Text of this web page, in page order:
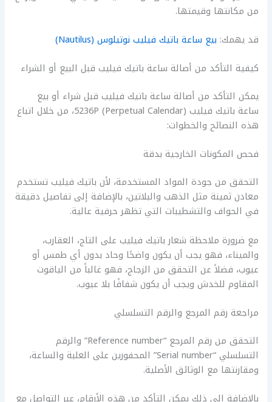
من مكانتها وقيمتها.
قد يهمك: بيع ساعة باتيك فيليب نوتيلوس (Nautilus)
كيفية التأكد من أصالة ساعة باتيك فيليب قبل البيع أو الشراء
يمكن التأكد من أصالة ساعة باتيك فيليب قبل شراء أو بيع
ساعة باتيك فيليب 5236P (Perpetual Calendar)، من خلال اتباع
هذه النصائح والخطوات:
فحص المكونات الخارجية بدقة
التحقق من جودة المواد المستخدمة، لأن باتيك فيليب تستخدم
معادن ثمينة مثل الذهب والبلاتين، بالإضافة إلى تفاصيل دقيقة
في الحواف والتشطيبات التي تظهر حرفية عالية.
مع ضرورة ملاحظة شعار باتيك فيليب على التاج، العقارب،
والميناء، فهو يجب أن يكون واضحًا وحاد بدون أي طمس أو
عيوب، فضلاً عن التحقق من الزجاج، فهو غالباً من الياقوت
المقاوم للخدش ويجب أن يكون شفافًا بلا عيوب.
مراجعة رقم المرجع والرقم التسلسلي
التحقق من رقم المرجع “Reference number” والرقم
التسلسلي “Serial number” المحفورين على العلبة والساعة،
ومقارنتها مع الوثائق الأصلية.
بالإضافة إلى ذلك يمكن التأكد من هذه الأرقام، عبر التواصل مع